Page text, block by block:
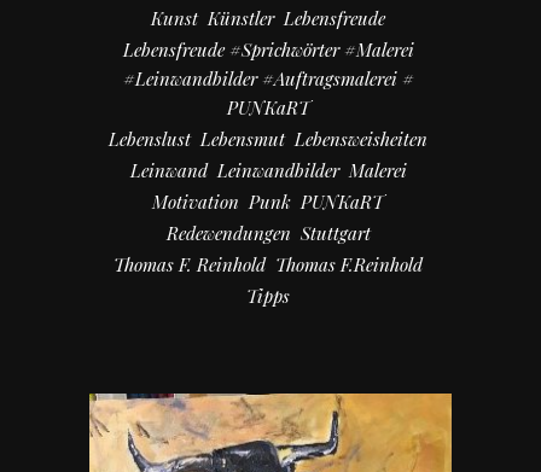
Kunst Künstler Lebensfreude
Lebensfreude #Sprichwörter #Malerei
#Leinwandbilder #Auftragsmalerei #
PUNKaRT
Lebenslust Lebensmut Lebensweisheiten
Leinwand Leinwandbilder Malerei
Motivation Punk PUNKaRT
Redewendungen Stuttgart
Thomas F. Reinhold Thomas F.Reinhold
Tipps